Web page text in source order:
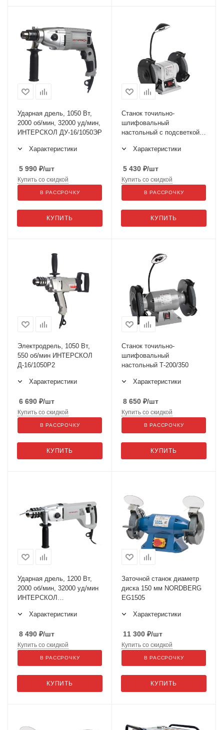
Ударная дрель, 1050 Вт,
2000 об/мин, 32000 уд/мин,
ИНТЕРСКОЛ ДУ-16/1050ЭР
Характеристики
5 990 ₽/шт
КУПИТЬ
Купить со скидкой
В РАССРОЧКУ
Станок точильно-
шлифовальный
наcтольный с подсветкой
Характеристики
5 430 ₽/шт
КУПИТЬ
Купить со скидкой
В РАССРОЧКУ
Электродрель, 1050 Вт,
550 об/мин ИНТЕРСКОЛ
Д-16/1050Р2
Характеристики
6 690 ₽/шт
КУПИТЬ
Купить со скидкой
В РАССРОЧКУ
Станок точильно-
шлифовальный
наcтольный Т-200/350
Характеристики
8 650 ₽/шт
КУПИТЬ
Купить со скидкой
В РАССРОЧКУ
Ударная дрель, 1200 Вт,
2000 об/мин, 32000 уд/мин
ИНТЕРСКОЛ
Характеристики
8 490 ₽/шт
КУПИТЬ
Купить со скидкой
В РАССРОЧКУ
Заточной станок диаметр
диска 150 мм NORDBERG
EG1505
Характеристики
11 300 ₽/шт
КУПИТЬ
Купить со скидкой
В РАССРОЧКУ